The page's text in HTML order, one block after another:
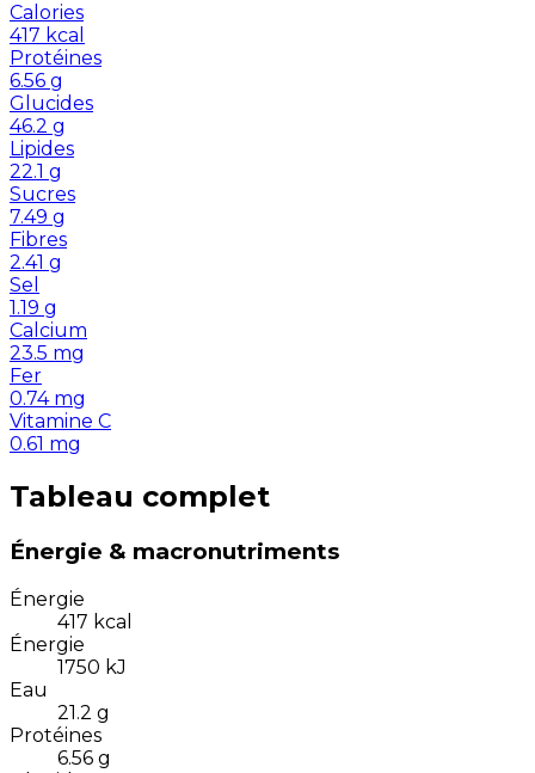
Calories
417 kcal
Protéines
6.56 g
Glucides
46.2 g
Lipides
22.1 g
Sucres
7.49 g
Fibres
2.41 g
Sel
1.19 g
Calcium
23.5 mg
Fer
0.74 mg
Vitamine C
0.61 mg
Tableau complet
Énergie & macronutriments
Énergie
417 kcal
Énergie
1750 kJ
Eau
21.2 g
Protéines
6.56 g